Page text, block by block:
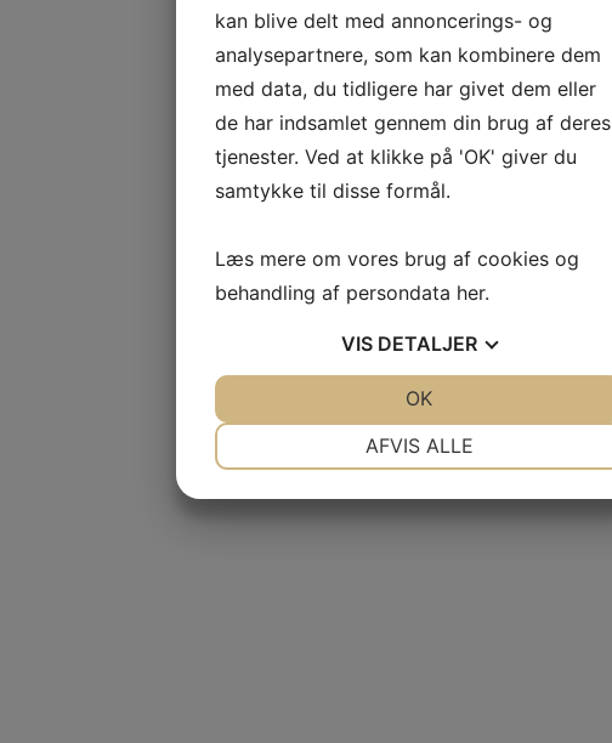
kan blive delt med annoncerings- og
analysepartnere, som kan kombinere dem
med data, du tidligere har givet dem eller
de har indsamlet gennem din brug af deres
tjenester. Ved at klikke på 'OK' giver du
samtykke til disse formål.
Læs mere om vores brug af cookies og
behandling af persondata her.
VIS DETALJER
AFVIS ALLE
OK